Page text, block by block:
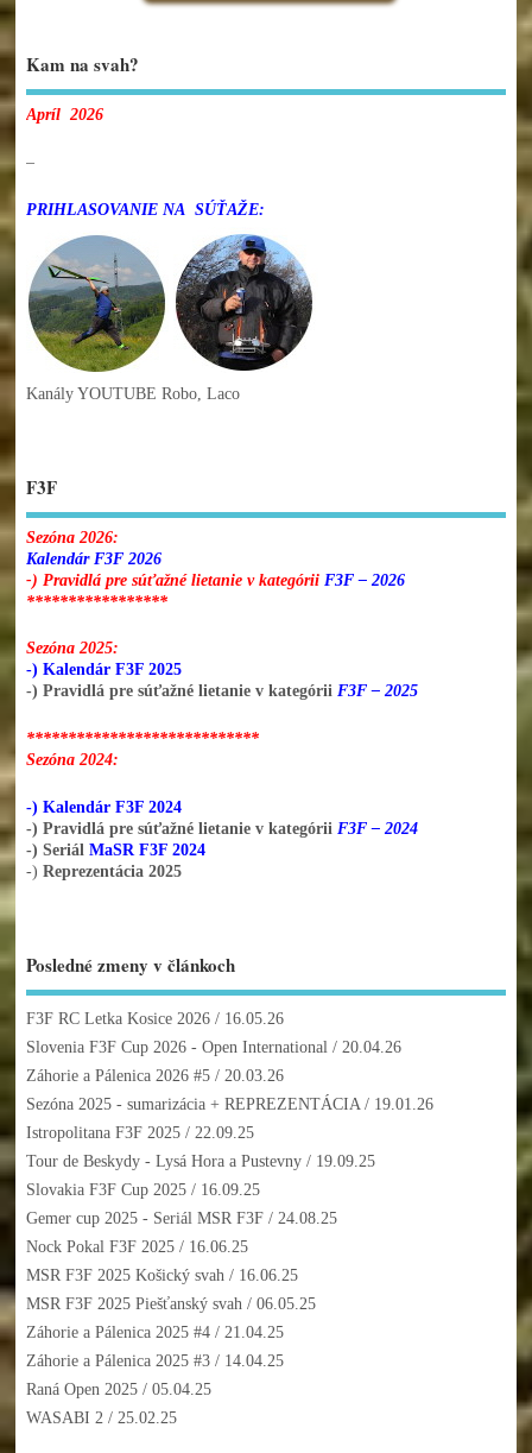
Kam na svah?
Apríl 2026
–
PRIHLASOVANIE NA SÚŤAŽE:
Kanály YOUTUBE Robo, Laco
F3F
Sezóna 2026:
Kalendár F3F 2026
-) Pravidlá pre súťažné lietanie v kategórii F3F – 2026
*****************
Sezóna 2025:
-) Kalendár F3F 2025
-) Pravidlá pre súťažné lietanie v kategórii F3F – 2025
****************************
Sezóna 2024:
-) Kalendár F3F 2024
-) Pravidlá pre súťažné lietanie v kategórii F3F – 2024
-) Seriál MaSR F3F 2024
-) Reprezentácia 2025
Posledné zmeny v článkoch
F3F RC Letka Kosice 2026/ 16.05.26
Slovenia F3F Cup 2026 - Open International / 20.04.26
Záhorie a Pálenica 2026 #5/ 20.03.26
Sezóna 2025 - sumarizácia + REPREZENTÁCIA/ 19.01.26
Istropolitana F3F 2025/ 22.09.25
Tour de Beskydy - Lysá Hora a Pustevny/ 19.09.25
Slovakia F3F Cup 2025/ 16.09.25
Gemer cup 2025 - Seriál MSR F3F/ 24.08.25
Nock Pokal F3F 2025/ 16.06.25
MSR F3F 2025 Košický svah / 16.06.25
MSR F3F 2025 Piešťanský svah / 06.05.25
Záhorie a Pálenica 2025 #4/ 21.04.25
Záhorie a Pálenica 2025 #3/ 14.04.25
Raná Open 2025/ 05.04.25
WASABI 2 / 25.02.25